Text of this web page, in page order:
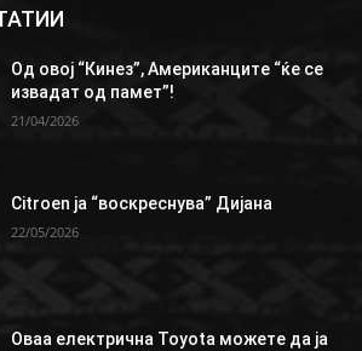
Од овој “Кинез”, Aмериканците “ќе се
извадат од памет”!
21/04/2026
Citroen ја “воскреснува” Дијана
22/05/2026
Oваа електрична Toyota можете да ја